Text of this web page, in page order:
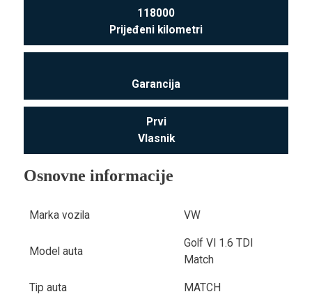
118000
Prijeđeni kilometri
Garancija
Prvi
Vlasnik
Osnovne informacije
Marka vozila VW
Model auta
Golf VI 1.6 TDI
Match
Tip auta MATCH